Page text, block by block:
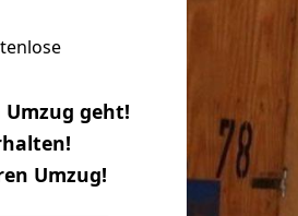
geht!
Umzug!